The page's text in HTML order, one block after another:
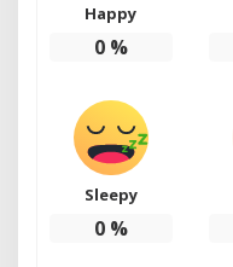
Happy
0%
Sleepy
0%